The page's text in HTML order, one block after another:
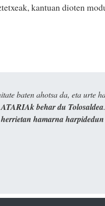
kantuan dioten
baten ahotsa da, eta urte
ATARIAk behar du Tolosaldea
hamarna